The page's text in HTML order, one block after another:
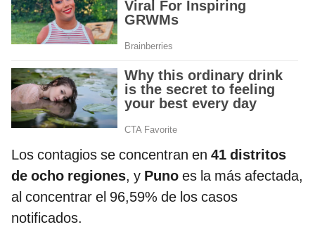
Los contagios se concentran en 41 distritos
de ocho regiones, y Puno es la más afectada,
al concentrar el 96,59% de los casos
notificados.